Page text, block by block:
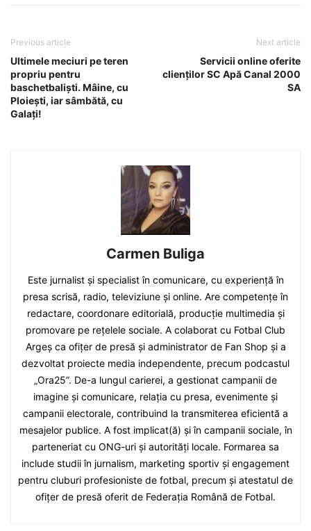
Previous article
Ultimele meciuri pe teren
propriu pentru
baschetbaliști. Mâine, cu
Ploiești, iar sâmbătă, cu
Galați!
Next article
Servicii online oferite
clienţilor SC Apă Canal 2000
SA
Carmen Buliga
Este jurnalist și specialist în comunicare, cu experiență în
presa scrisă, radio, televiziune și online. Are competențe în
redactare, coordonare editorială, producție multimedia și
promovare pe rețelele sociale. A colaborat cu Fotbal Club
Argeș ca ofițer de presă și administrator de Fan Shop și a
dezvoltat proiecte media independente, precum podcastul
„Ora25”. De-a lungul carierei, a gestionat campanii de
imagine și comunicare, relația cu presa, evenimente și
campanii electorale, contribuind la transmiterea eficientă a
mesajelor publice. A fost implicat(ă) și în campanii sociale, în
parteneriat cu ONG-uri și autorități locale. Formarea sa
include studii în jurnalism, marketing sportiv și engagement
pentru cluburi profesioniste de fotbal, precum și atestatul de
ofițer de presă oferit de Federația Română de Fotbal.